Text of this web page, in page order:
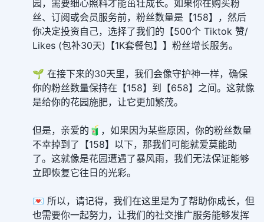
园，需要细心照料才能茁壮成长。如果你在购买粉
丝、订阅或会员服务前，粉丝数量是【158】，然后
你决定投资自己，选择了我们的【500个 Tiktok 赞/
Likes (包补30天)【1K套餐包】】粉丝增长服务。
🌱 在接下来的30天里，我们会像守护神一样，确保
你的粉丝数量保持在【158】到【658】之间。这就像
是给你的花园施肥，让它更加繁茂。
但是，亲爱的🧃，如果因为某些原因，你的粉丝数量
不幸掉到了【158】以下，那我们可能就爱莫能助
了。这就像是花园遭遇了暴风雨，我们无法保证能够
立即恢复它往日的光彩。
💌 所以，请记得，我们在这里是为了帮助你成长，但
也需要你一起努力，让我们的社交推广服务能够发挥